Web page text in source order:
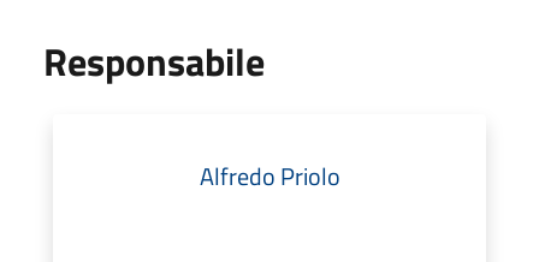
Responsabile
Alfredo Priolo